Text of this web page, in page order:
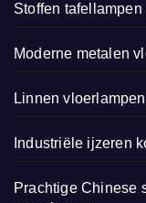
Stoffen
Moderne metalen
Linnen
Industriële ijzeren
Prachtige Chinese